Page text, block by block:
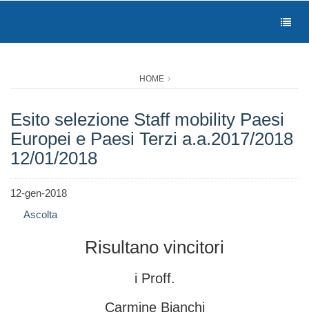
HOME
Esito selezione Staff mobility Paesi
Europei e Paesi Terzi a.a.2017/2018
12/01/2018
12-gen-2018
Ascolta
Risultano vincitori
i Proff.
Carmine Bianchi